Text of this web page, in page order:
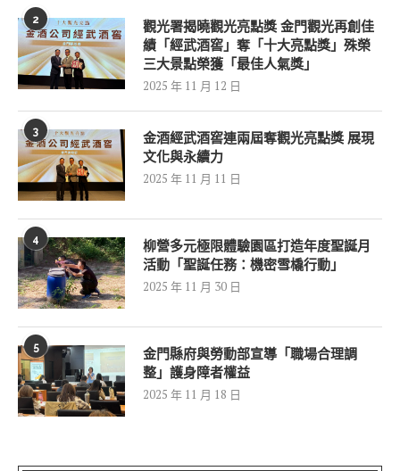
2
觀光署揭曉觀光亮點獎 金門觀光再創佳
績「經武酒窖」奪「十大亮點獎」殊榮
三大景點榮獲「最佳人氣獎」
2025 年 11 月 12 日
3
金酒經武酒窖連兩屆奪觀光亮點獎 展現
文化與永續力
2025 年 11 月 11 日
4
柳營多元極限體驗園區打造年度聖誕月
活動「聖誕任務：機密雪橇行動」
2025 年 11 月 30 日
5
金門縣府與勞動部宣導「職場合理調
整」護身障者權益
2025 年 11 月 18 日